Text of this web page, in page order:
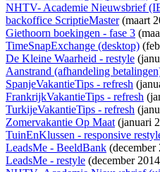
NHTV- Academie Nieuwsbrief
backoffice ScriptieMaster(maart
Giethoorn boekingen - fase 3
TimeSnapExchange (desktop)
De Kleine Waarheid - restyle
Aanstrand (afhandeling
SpanjeVakantieTips - refresh
FrankrijkVakantieTips - refresh
TurkijeVakantieTips - refresh
Zomervakantie Op Maat(januari
TuinEnKlussen - responsive
LeadsMe - BeeldBank (december
LeadsMe - restyle (december